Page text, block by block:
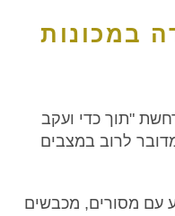
במכונות
"תוך כדי ועקב
לרוב במצבים
עם מסורים, מכבשים